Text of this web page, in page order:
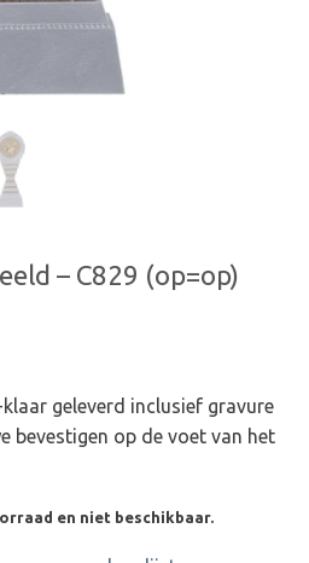
– C829 (op=op)
geleverd inclusief gravure
bevestigen op de voet van het
en niet beschikbaar.